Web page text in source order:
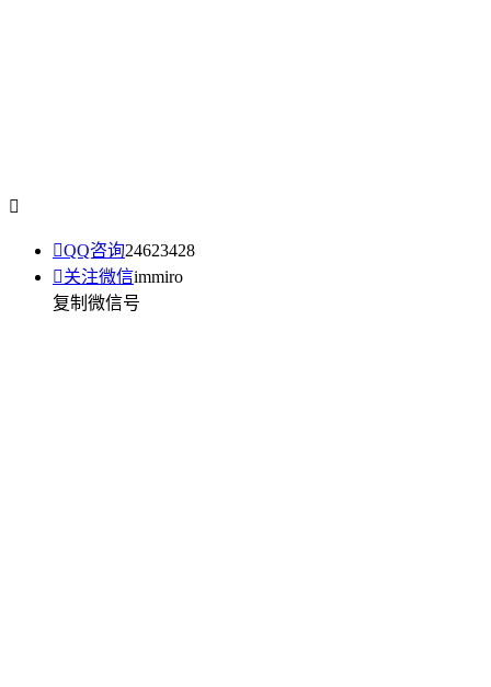

QQ咨询24623428
关注微信immiro
复制微信号